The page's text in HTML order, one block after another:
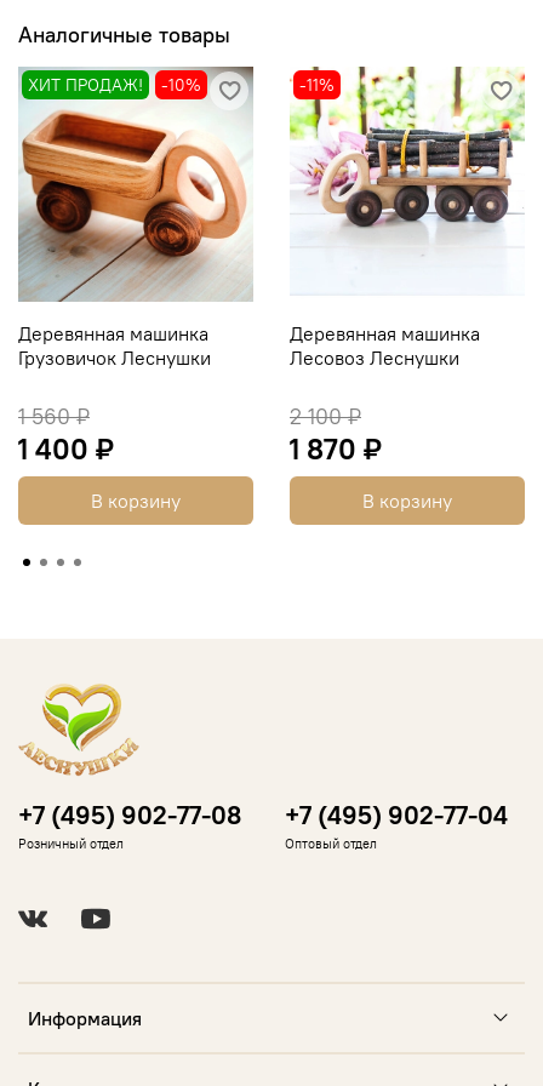
Аналогичные товары
ХИТ ПРОДАЖ! -10%
Деревянная машинка
Грузовичок Леснушки
1 560 ₽
1 400 ₽
В корзину
-11%
Деревянная машинка
Лесовоз Леснушки
2 100 ₽
1 870 ₽
В корзину
Информация
+7 (495) 902-77-08
Розничный отдел
+7 (495) 902-77-04
Оптовый отдел